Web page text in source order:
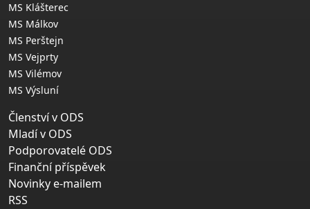
MS Klášterec
MS Málkov
MS Perštejn
MS Vejprty
MS Vilémov
MS Výsluní
Členství v ODS
Mladí v ODS
Podporovatelé ODS
Finanční příspěvek
Novinky e-mailem
RSS